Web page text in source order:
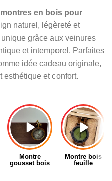
montres en bois pour
naturel, légèreté et
grâce aux veinures
et intemporel. Parfaites
idée cadeau originale,
esthétique et confort.
Montre
gousset bois
Montre bois
feuille